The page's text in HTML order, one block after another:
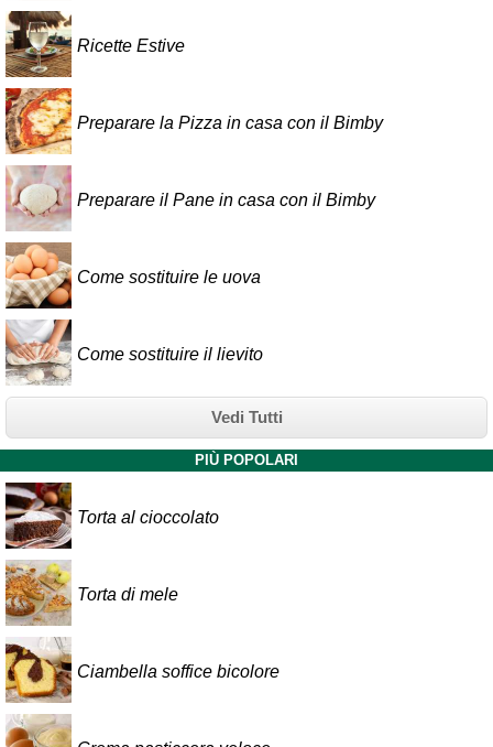
Ricette Estive
Preparare la Pizza in casa con il Bimby
Preparare il Pane in casa con il Bimby
Come sostituire le uova
Come sostituire il lievito
Vedi Tutti
PIÙ POPOLARI
Torta al cioccolato
Torta di mele
Ciambella soffice bicolore